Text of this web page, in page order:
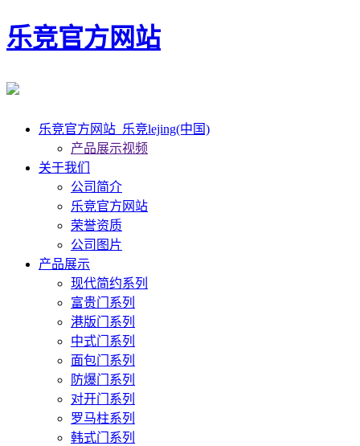
乐竞官方网站
乐竞官方网站_乐竞lejing(中国)
产品展示视频
关于我们
公司简介
乐竞官方网站
荣誉资质
公司图片
产品展示
现代简约系列
富贵门系列
港版门系列
中式门系列
面包门系列
防爆门系列
对开门系列
罗马柱系列
韩式门系列